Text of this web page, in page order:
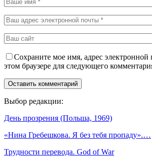
Сохраните мое имя, адрес электронной
этом браузере для следующего
Выбор редакции:
День прозрения (Польша, 1969)
«Нина Гребешкова. Я без тебя пропаду».…
Трудности перевода. God of War